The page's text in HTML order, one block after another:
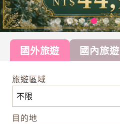
國外旅遊 國內旅遊
旅遊區域
目的地